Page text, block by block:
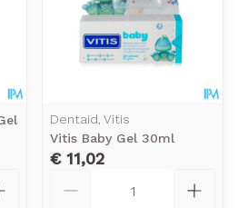
Dentaid, Vitis
Vitis Baby Gel 30ml
€ 11,02